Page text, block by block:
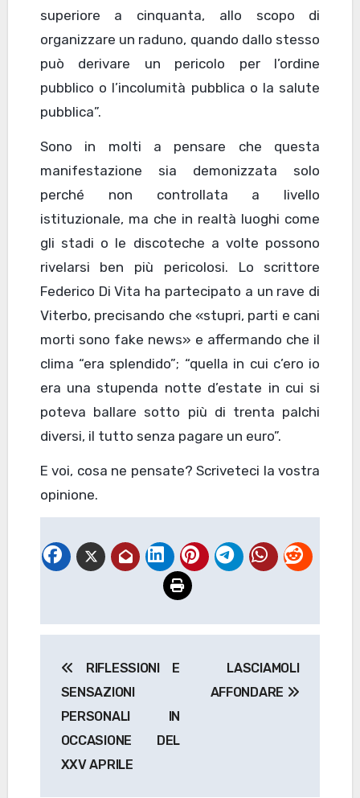
superiore a cinquanta, allo scopo di
organizzare un raduno, quando dallo stesso
può derivare un pericolo per l’ordine
pubblico o l’incolumità pubblica o la salute
pubblica”.
Sono in molti a pensare che questa
manifestazione sia demonizzata solo
perché non controllata a livello
istituzionale, ma che in realtà luoghi come
gli stadi o le discoteche a volte possono
rivelarsi ben più pericolosi. Lo scrittore
Federico Di Vita ha partecipato a un rave di
Viterbo, precisando che «stupri, parti e cani
morti sono fake news» e affermando che il
clima “era splendido”; “quella in cui c’ero io
era una stupenda notte d’estate in cui si
poteva ballare sotto più di trenta palchi
diversi, il tutto senza pagare un euro”.
E voi, cosa ne pensate? Scriveteci la vostra
opinione.
articoli
RIFLESSIONI E
SENSAZIONI
PERSONALI IN
OCCASIONE DEL
XXV APRILE
LASCIAMOLI
AFFONDARE